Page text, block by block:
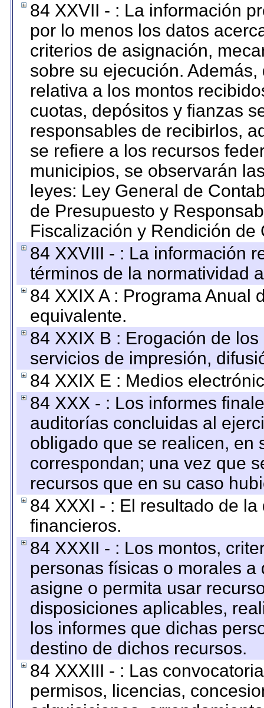
84 XXVII - : La información
por lo menos los datos
criterios de asignación,
sobre su ejecución.
relativa a los montos
cuotas, depósitos y fianzas
responsables de recibirlos,
se refiere a los recursos
municipios, se observarán
leyes: Ley General de
de Presupuesto y
Fiscalización y Rendición
84 XXVIII - : La información
términos de la normatividad
84 XXIX A : Programa Anual
equivalente.
84 XXIX B : Erogación de
servicios de impresión,
84 XXIX E : Medios
84 XXX - : Los informes
auditorías concluidas al
obligado que se realicen, en
correspondan; una vez que
recursos que en su caso
84 XXXI - : El resultado de
financieros.
84 XXXII - : Los montos,
personas físicas o morales
asigne o permita usar
disposiciones aplicables,
los informes que dichas
destino de dichos recursos.
84 XXXIII - : Las
permisos, licencias,